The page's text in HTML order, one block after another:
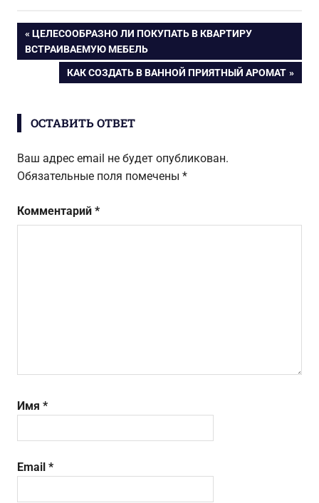
занимают
место на кухне
Навигация
ПРЕДЫДУЩАЯ
ЗАПИСЬ:
ЦЕЛЕСООБРАЗНО ЛИ ПОКУПАТЬ В КВАРТИРУ
ВСТРАИВАЕМУЮ МЕБЕЛЬ
СЛЕДУЮЩАЯ
КАК СОЗДАТЬ В ВАННОЙ ПРИЯТНЫЙ АРОМАТ
ОСТАВИТЬ ОТВЕТ
Ваш адрес email не будет опубликован.
Обязательные поля помечены *
Комментарий *
Имя *
Email *